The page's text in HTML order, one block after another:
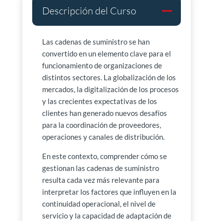
Descripción del Curso
Las cadenas de suministro se han
convertido en un elemento clave para el
funcionamiento de organizaciones de
distintos sectores. La globalización de los
mercados, la digitalización de los procesos
y las crecientes expectativas de los
clientes han generado nuevos desafíos
para la coordinación de proveedores,
operaciones y canales de distribución.
En este contexto, comprender cómo se
gestionan las cadenas de suministro
resulta cada vez más relevante para
interpretar los factores que influyen en la
continuidad operacional, el nivel de
servicio y la capacidad de adaptación de